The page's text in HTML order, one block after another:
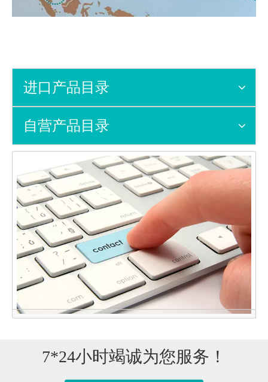
进口产品目录
自营产品目录
7*24小时竭诚为您服务！